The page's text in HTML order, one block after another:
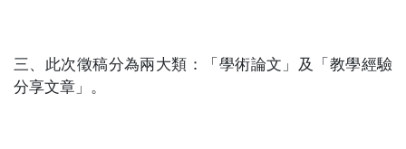
三、此次徵稿分為兩大類：「學術論文」及「教學經驗
分享文章」。